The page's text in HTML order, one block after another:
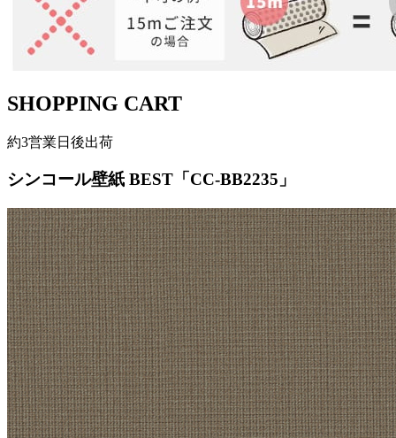
SHOPPING CART
約3営業日後出荷
シンコール壁紙 BEST「CC-BB2235」